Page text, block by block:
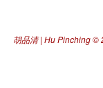
胡品清 | Hu Pinching©